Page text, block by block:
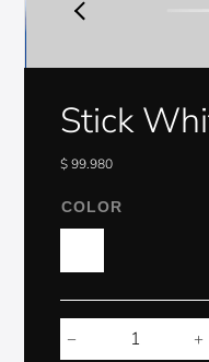
Stick
$99.980
COLOR